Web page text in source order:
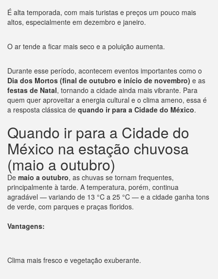
É alta temporada, com mais turistas e preços um pouco mais
altos, especialmente em dezembro e janeiro.
O ar tende a ficar mais seco e a poluição aumenta.
Durante esse período, acontecem eventos importantes como o
Dia dos Mortos (final de outubro e início de novembro) e as
festas de Natal, tornando a cidade ainda mais vibrante. Para
quem quer aproveitar a energia cultural e o clima ameno, essa é
a resposta clássica de quando ir para a Cidade do México.
Quando ir para a Cidade do
México na estação chuvosa
(maio a outubro)
De maio a outubro, as chuvas se tornam frequentes,
principalmente à tarde. A temperatura, porém, continua
agradável — variando de 13 °C a 25 °C — e a cidade ganha tons
de verde, com parques e praças floridos.
Vantagens:
Clima mais fresco e vegetação exuberante.